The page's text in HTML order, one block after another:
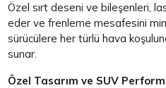
Özel sırt deseni ve bileşenleri,
eder ve frenleme mesafesini
sürücülere her türlü hava
sunar.
Özel Tasarım ve SUV